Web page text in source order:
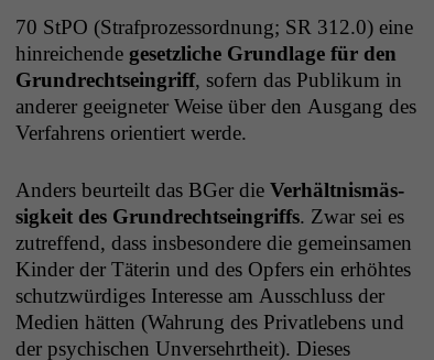
70 StPO (Straf­prozes­sor­d­nung; SR 312.0) eine
hin­re­ichende geset­zliche Grund­lage für den
Grun­drecht­se­in­griff, sofern das Pub­likum in
ander­er geeigneter Weise über den Aus­gang des
Ver­fahrens ori­en­tiert werde.
Anders beurteilt das BGer die Ver­hält­nis­mäs­
sigkeit des Grun­drecht­se­in­griffs. Zwar sei es
zutr­e­f­fend, dass ins­beson­dere die gemein­samen
Kinder der Täterin und des Opfers ein erhöht­es
schutzwürdi­ges Inter­esse am Auss­chluss der
Medi­en hät­ten (Wahrung des Pri­vatlebens und
der psy­chis­chen Unversehrtheit). Dieses